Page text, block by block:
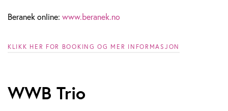
Beranek online: www.beranek.no
KLIKK HER FOR BOOKING OG MER INFORMASJON
WWB Trio